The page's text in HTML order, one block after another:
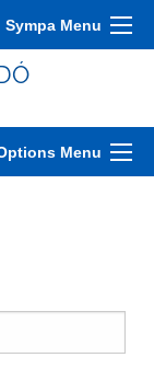
Sympa Menu
Menu
12
12